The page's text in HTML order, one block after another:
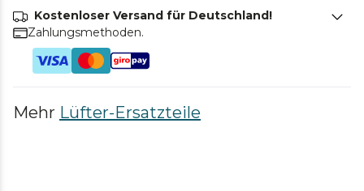
Kostenloser Versand für Deutschland!
Zahlungsmethoden.
Mehr Lüfter-Ersatzteile